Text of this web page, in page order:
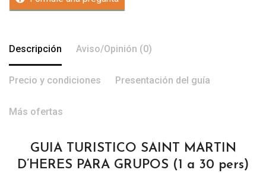
Descripción Aviso/Opinión (0)
Precio y condiciones Presentación del guía
Más ofertas
GUIA TURISTICO SAINT MARTIN
D’HERES PARA GRUPOS (1 a 30 pers)